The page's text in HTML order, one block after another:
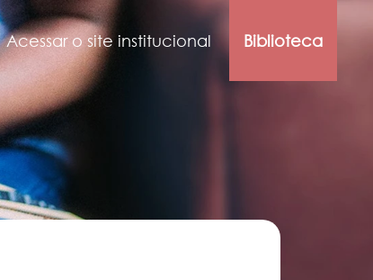
Acessar o site institucional Biblioteca